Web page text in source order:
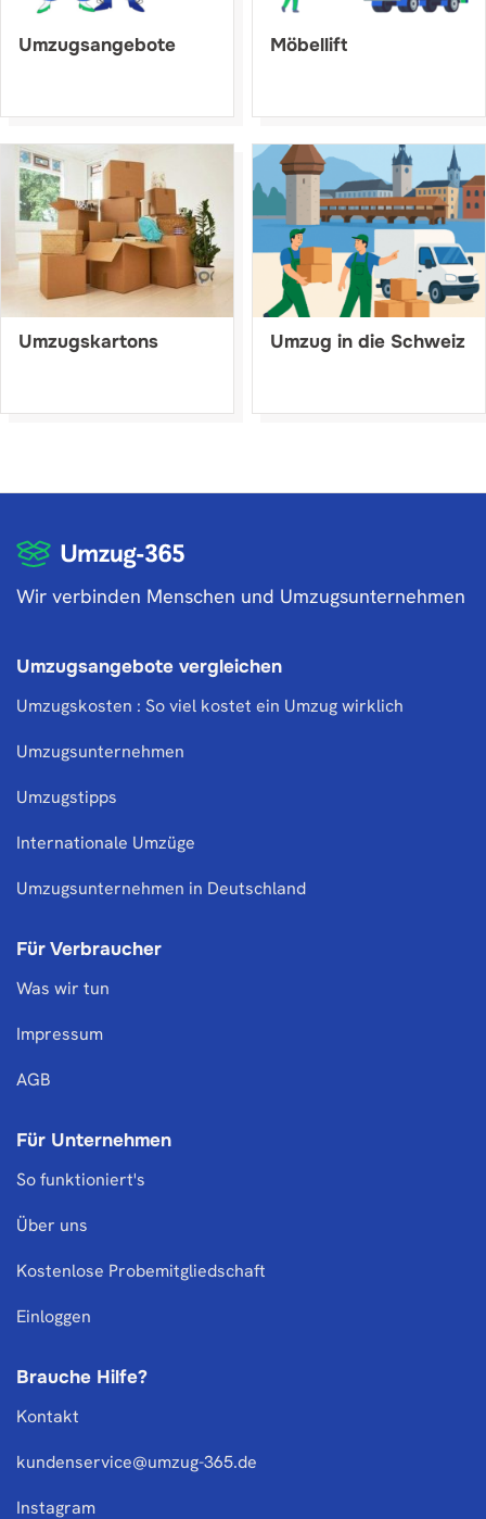
Umzugsangebote Möbellift
Umzugskartons Umzug in die Schweiz
Wir verbinden Menschen und Umzugsunternehmen
Umzugsangebote vergleichen
Umzugskosten : So viel kostet ein Umzug wirklich
Umzugsunternehmen
Umzugstipps
Internationale Umzüge
Umzugsunternehmen in Deutschland
Für Verbraucher
Was wir tun
Impressum
AGB
Für Unternehmen
So funktioniert's
Über uns
Kostenlose Probemitgliedschaft
Einloggen
Brauche Hilfe?
Kontakt
kundenservice@umzug-365.de
Instagram